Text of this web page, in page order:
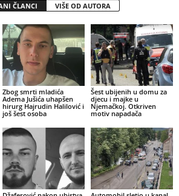
ČLANCI VIŠE OD AUTORA
Zbog smrti mladića
Adema Jušića uhapšen
hirurg Hajrudin Halilović i
još šest osoba
Šest ubijenih u domu za
djecu i majke u
Njemačkoj. Otkriven
motiv napadača